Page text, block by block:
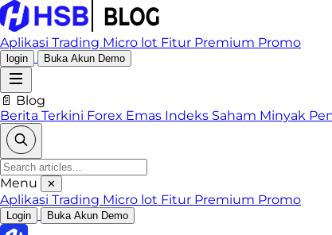
Aplikasi Trading Micro lot Fitur Premium Promo
login Buka Akun Demo
📄 Blog
Berita Terkini Forex Emas Indeks Saham Minyak
Menu ✕
Aplikasi Trading Micro lot Fitur Premium Promo
Login Buka Akun Demo